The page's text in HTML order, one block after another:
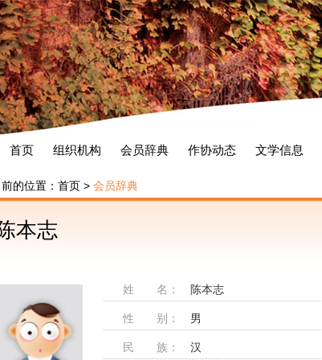
首页 组织机构 会员辞典 作协动态 文学信息
的位置： 首页 > 会员辞典
本志
姓 名： 陈本志
性 别： 男
民 族： 汉